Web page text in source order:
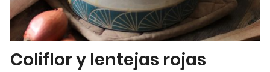
Coliflor y lentejas rojas